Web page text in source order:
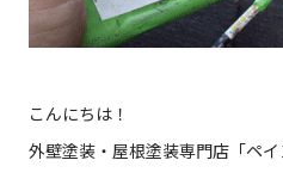
こんにちは！
外壁塗装・屋根塗装専門店「ペイ